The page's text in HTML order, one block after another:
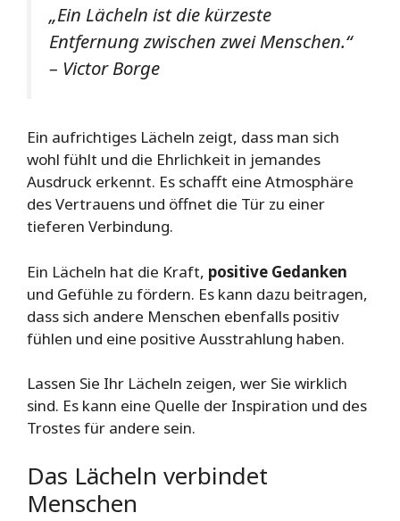
„Ein Lächeln ist die kürzeste
Entfernung zwischen zwei Menschen.“
– Victor Borge
Ein aufrichtiges Lächeln zeigt, dass man sich
wohl fühlt und die Ehrlichkeit in jemandes
Ausdruck erkennt. Es schafft eine Atmosphäre
des Vertrauens und öffnet die Tür zu einer
tieferen Verbindung.
Ein Lächeln hat die Kraft, positive Gedanken
und Gefühle zu fördern. Es kann dazu beitragen,
dass sich andere Menschen ebenfalls positiv
fühlen und eine positive Ausstrahlung haben.
Lassen Sie Ihr Lächeln zeigen, wer Sie wirklich
sind. Es kann eine Quelle der Inspiration und des
Trostes für andere sein.
Das Lächeln verbindet
Menschen